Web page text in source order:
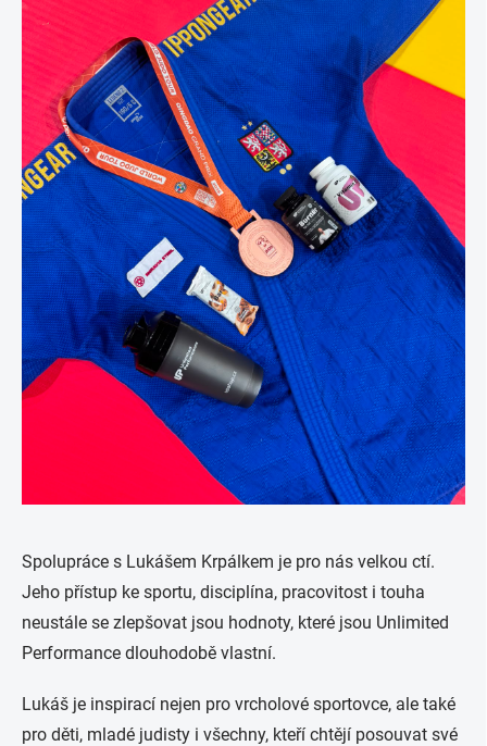
Spolupráce s Lukášem Krpálkem je pro nás velkou ctí.
Jeho přístup ke sportu, disciplína, pracovitost i touha
neustále se zlepšovat jsou hodnoty, které jsou Unlimited
Performance dlouhodobě vlastní.
Lukáš je inspirací nejen pro vrcholové sportovce, ale také
pro děti, mladé judisty i všechny, kteří chtějí posouvat své